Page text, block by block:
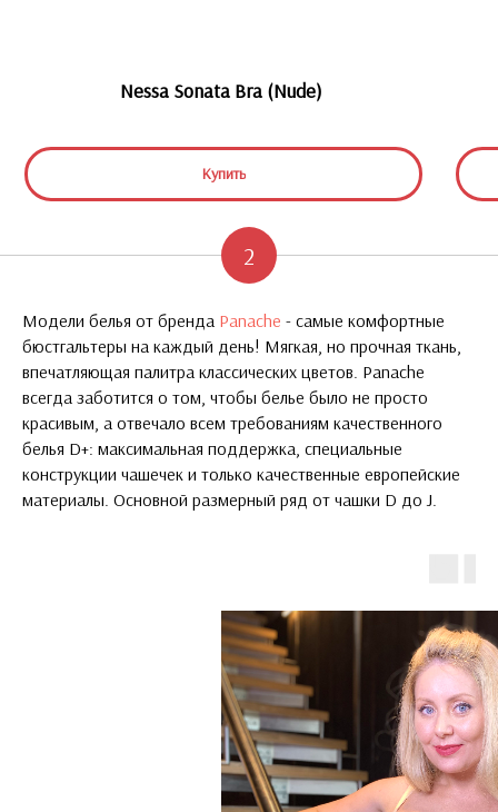
Nessa Sonata Bra (Nude)
Купить
2
Модели белья от бренда Panache - самые комфортные
бюстгальтеры на каждый день! Мягкая, но прочная ткань,
впечатляющая палитра классических цветов. Panache
всегда заботится о том, чтобы белье было не просто
красивым, а отвечало всем требованиям качественного
белья D+: максимальная поддержка, специальные
конструкции чашечек и только качественные европейские
материалы. Основной размерный ряд от чашки D до J.